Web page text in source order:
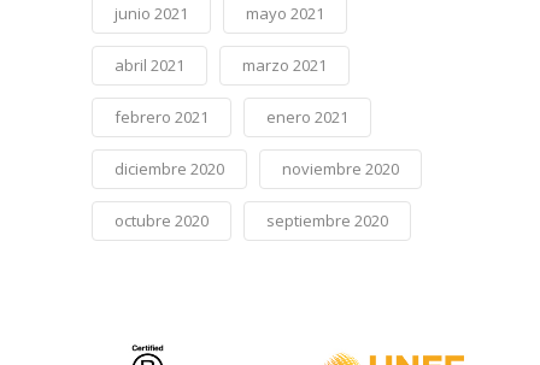
junio 2021 mayo 2021
abril 2021 marzo 2021
febrero 2021 enero 2021
diciembre 2020 noviembre 2020
octubre 2020 septiembre 2020